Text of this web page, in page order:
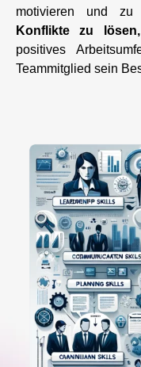
motivieren und zu
Konflikte zu
positives
Teammitglied sein